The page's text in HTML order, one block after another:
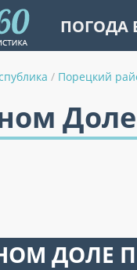
ПОГОДА
/ Порецкий
ДОЛЕ